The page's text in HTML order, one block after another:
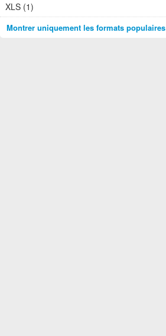
XLS (1)
Montrer uniquement les formats populaires